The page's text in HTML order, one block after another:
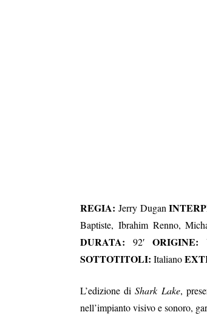
REGIA: Jerry Dugan
Baptiste, Ibrahim Renno,
DURATA: 92′ORIGINE:
SOTTOTITOLI: Italiano
L’edizione diShark Lake,
nell’impianto visivo e sonoro,